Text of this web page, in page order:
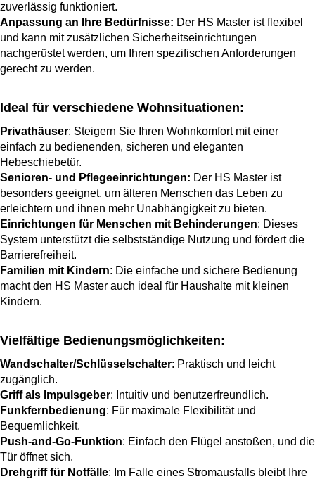
zuverlässig funktioniert.
Anpassung an Ihre Bedürfnisse: Der HS Master ist flexibel
und kann mit zusätzlichen Sicherheitseinrichtungen
nachgerüstet werden, um Ihren spezifischen Anforderungen
gerecht zu werden.
Ideal für verschiedene Wohnsituationen:
Privathäuser: Steigern Sie Ihren Wohnkomfort mit einer
einfach zu bedienenden, sicheren und eleganten
Hebeschiebetür.
Senioren- und Pflegeeinrichtungen: Der HS Master ist
besonders geeignet, um älteren Menschen das Leben zu
erleichtern und ihnen mehr Unabhängigkeit zu bieten.
Einrichtungen für Menschen mit Behinderungen: Dieses
System unterstützt die selbstständige Nutzung und fördert die
Barrierefreiheit.
Familien mit Kindern: Die einfache und sichere Bedienung
macht den HS Master auch ideal für Haushalte mit kleinen
Kindern.
Vielfältige Bedienungsmöglichkeiten:
Wandschalter/Schlüsselschalter: Praktisch und leicht
zugänglich.
Griff als Impulsgeber: Intuitiv und benutzerfreundlich.
Funkfernbedienung: Für maximale Flexibilität und
Bequemlichkeit.
Push-and-Go-Funktion: Einfach den Flügel anstoßen, und die
Tür öffnet sich.
Drehgriff für Notfälle: Im Falle eines Stromausfalls bleibt Ihre